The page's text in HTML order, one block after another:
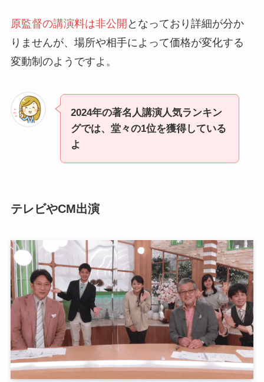
原監督の講演料は非公開 となっており詳細が分か
りませんが、場所や相手によって価格が変化する
変動制のようですよ。
2024年の著名人講演人気ランキン
グでは、堂々の1位を獲得している
よ
テレビやCM出演